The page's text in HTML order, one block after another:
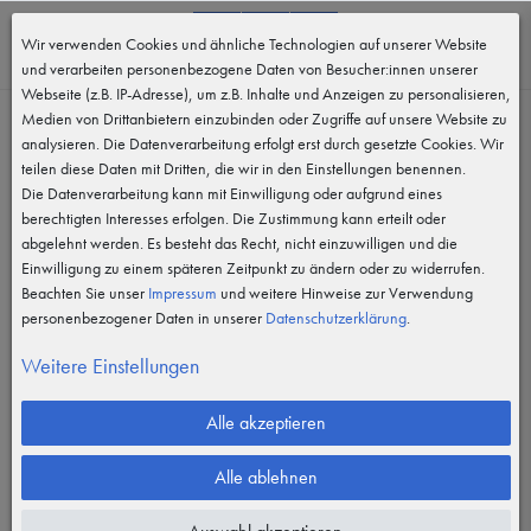
MENÜ
Wir verwenden Cookies und ähnliche Technologien auf unserer Website
und verarbeiten personenbezogene Daten von Besucher:innen unserer
Webseite (z.B. IP-Adresse), um z.B. Inhalte und Anzeigen zu personalisieren,
Medien von Drittanbietern einzubinden oder Zugriffe auf unsere Website zu
analysieren. Die Datenverarbeitung erfolgt erst durch gesetzte Cookies. Wir
teilen diese Daten mit Dritten, die wir in den Einstellungen benennen.
Die Datenverarbeitung kann mit Einwilligung oder aufgrund eines
berechtigten Interesses erfolgen. Die Zustimmung kann erteilt oder
abgelehnt werden. Es besteht das Recht, nicht einzuwilligen und die
Einwilligung zu einem späteren Zeitpunkt zu ändern oder zu widerrufen.
Beachten Sie unser Impressum und weitere Hinweise zur Verwendung
personenbezogener Daten in unserer Daten­schutz­erklärung.
Weitere Einstellungen
Alle akzeptieren
Alle ablehnen